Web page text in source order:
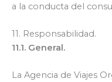
a la conducta del
11. Responsabilidad.
11.1. General.
La Agencia de Viajes